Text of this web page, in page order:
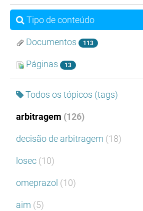
Tipo de conteúdo
Documentos 113
Páginas 13
Todos os tópicos (tags)
arbitragem (126)
decisão de arbitragem (18)
losec (10)
omeprazol (10)
aim (5)